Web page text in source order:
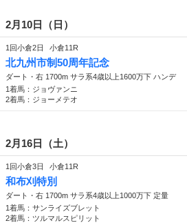
2月10日（日）
1回小倉2日 小倉11R
北九州市制50周年記念
ダート・右 1700m サラ系4歳以上1600万下 ハンデ
1着馬：ジョヴァンニ
2着馬：ジョーメテオ
2月16日（土）
1回小倉3日 小倉11R
和布刈特別
ダート・右 1700m サラ系4歳以上1000万下 定量
1着馬：サンライズブレット
2着馬：ツルマルスピリット